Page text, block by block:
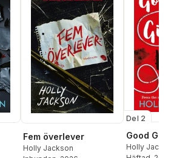
Fem överlever
Holly Jackson
Del 2
Good Girl,
Holly Jackson